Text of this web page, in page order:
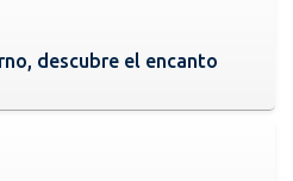
descubre el encanto